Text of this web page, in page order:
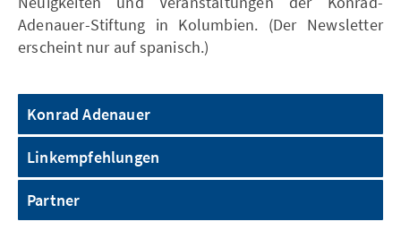
Adenauer-Stiftung in Kolumbien. (Der Newsletter
erscheint nur auf spanisch.)
Konrad Adenauer
Linkempfehlungen
Partner